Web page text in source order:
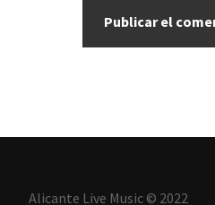
Alicante Live Music © 2022